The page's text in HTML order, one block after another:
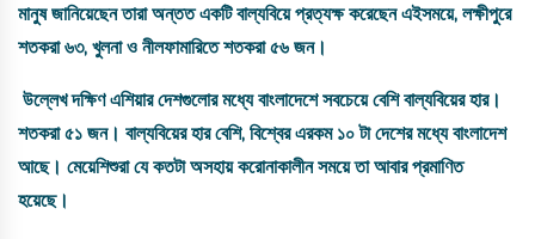
মানুষজানিয়েছেনতারাঅন্ততএকটিবাল্যবিয়েপ্রত্যক্ষকরেছেনএইসময়ে,লক্ষীপুরে
শতকরা৬৩,খুলনাওনীলফামারিতেশতকরা৫৬জন।
উল্লেখদক্ষিণএশিয়ারদেশগুলোরমধ্যেবাংলাদেশেসবচেয়েবেশিবাল্যবিয়েরহার।
শতকরা৫১জন। বাল্যবিয়েরহারবেশি,বিশ্বেরএরকম ১০টাদেশেরমধ্যেবাংলাদেশ
আছে। মেয়েশিশুরাযেকতটাঅসহায়করোনাকালীনসময়েতাআবারপ্রমাণিত
হয়েছে।